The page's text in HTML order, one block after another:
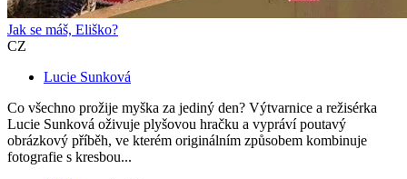
Jak se máš, Eliško?
CZ
Lucie Sunková
Co všechno prožije myška za jediný den? Výtvarnice a režisérka
Lucie Sunková oživuje plyšovou hračku a vypráví poutavý
obrázkový příběh, ve kterém originálním způsobem kombinuje
fotografie s kresbou...